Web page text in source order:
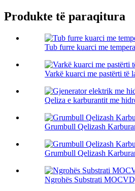
Produkte të paraqitura
Tub furre kuarci me
Varkë kuarci me pastërti të
Qeliza e karburantit me
Grumbull Qelizash
Grumbull Qelizash
Ngrohës Substrati